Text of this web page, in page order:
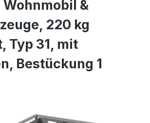
&
220 kg
Typ 31, mit
Bestückung 1